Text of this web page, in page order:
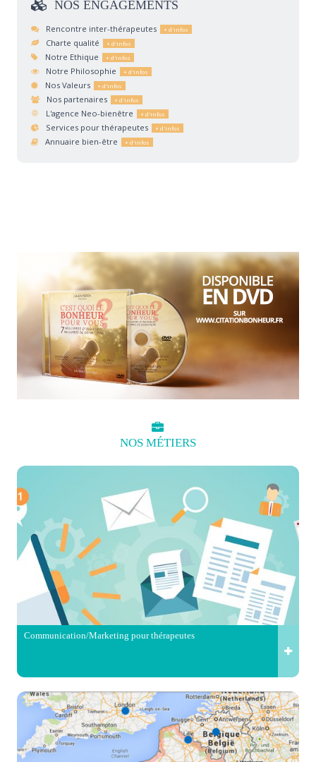
NOS ENGAGEMENTS
Rencontre inter-thérapeutes
Charte qualité
Notre Ethique
Notre Philosophie
Nos Valeurs
Nos partenaires
L'agence Neo-bienêtre
Services pour thérapeutes
Annuaire bien-être
NOS MÉTIERS
Communication/Marketing pour thérapeutes